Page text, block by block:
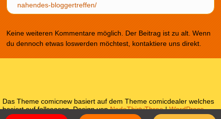
nahendes-bloggertreffen/
Keine weiteren Kommentare möglich. Der Beitrag ist zu alt. Wenn
du dennoch etwas loswerden möchtest, kontaktiere uns direkt.
Das Theme comicnew basiert auf dem Theme comicdealer welches
basiert auf fallseason. Design vonNodeThirtyThree|WordPress
Themes